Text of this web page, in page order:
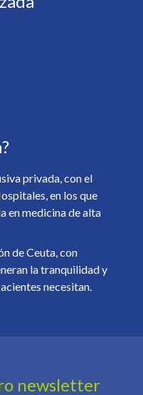
centro? *
privada, con el
en los que
en medicina de alta
de Ceuta, con
la tranquilidad y
necesitan.
newsletter